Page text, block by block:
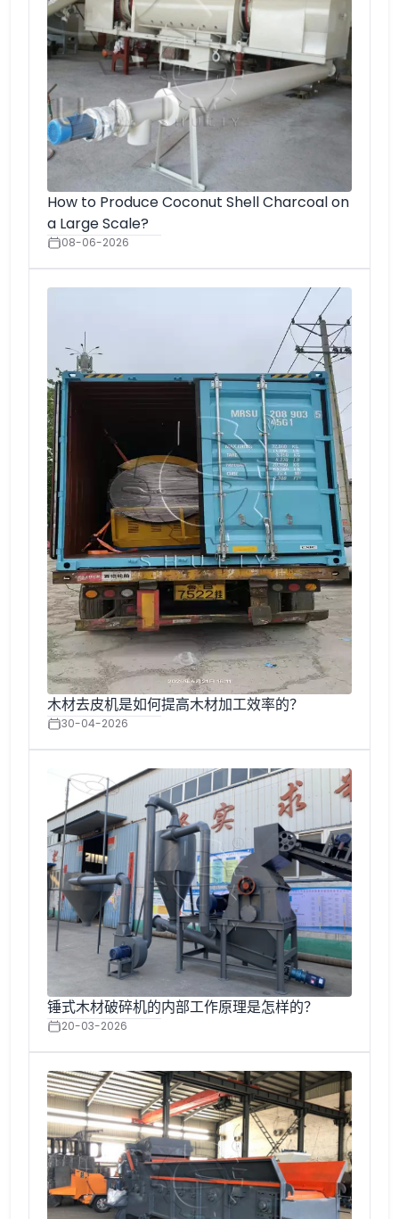
How to Produce Coconut Shell Charcoal on
a Large Scale?
08-06-2026
木材去皮机是如何提高木材加工效率的？
30-04-2026
锤式木材破碎机的内部工作原理是怎样的？
20-03-2026